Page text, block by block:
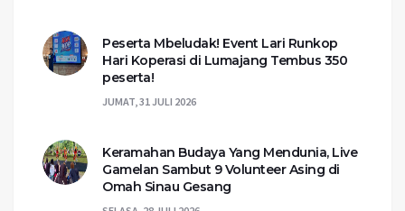
Peserta Mbeludak! Event Lari Runkop
Hari Koperasi di Lumajang Tembus 350
peserta!
JUMAT, 31 JULI 2026
Keramahan Budaya Yang Mendunia, Live
Gamelan Sambut 9 Volunteer Asing di
Omah Sinau Gesang